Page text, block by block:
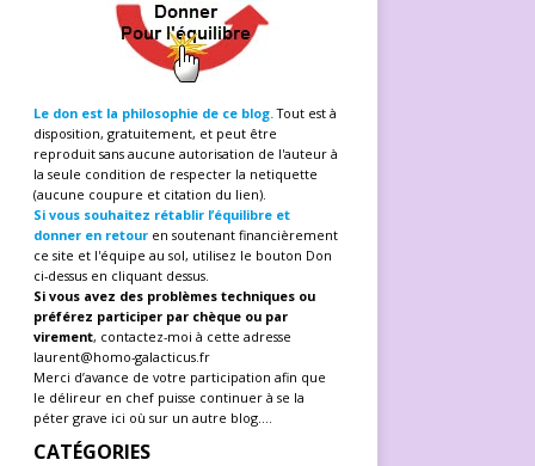
Le don est la philosophie de ce blog.Tout est à
disposition, gratuitement, et peut être
reproduit sans aucune autorisation de l'auteur à
la seule condition de respecter la netiquette
(aucune coupure et citation du lien).
Si vous souhaitez rétablir l’équilibre et
donner en retour en soutenant financièrement
ce site et l'équipe au sol, utilisez le bouton Don
ci-dessus en cliquant dessus.
Si vous avez des problèmes techniques ou
préférez participer par chèque ou par
virement, contactez-moi à cette adresse
laurent@homo-galacticus.fr
Merci d’avance de votre participation afin que
le délireur en chef puisse continuer à se la
péter grave ici où sur un autre blog....
CATÉGORIES